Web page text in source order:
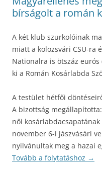
bírságolt a román
A két klub szurkolóinak
miatt a kolozsvári CSU-ra
Nationalra is ötszáz
ki a Román Kosárlabda
A testület hétfői
A bizottság
női
november 6-i jászvásári
nyilvánultak meg a hazai
Tovább a folytatáshoz →